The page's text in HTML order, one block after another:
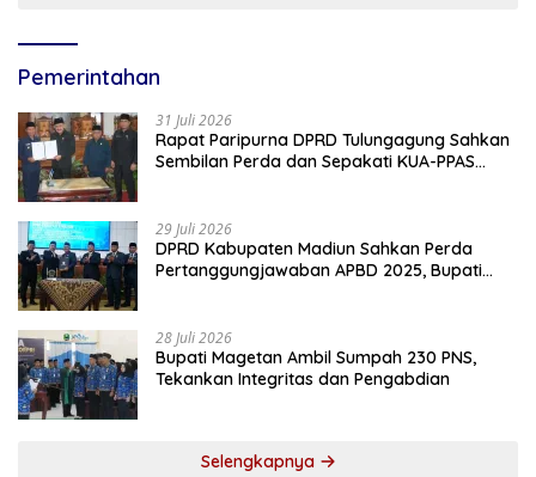
Pemerintahan
31 Juli 2026
Rapat Paripurna DPRD Tulungagung Sahkan
Sembilan Perda dan Sepakati KUA-PPAS
29 Juli 2026
DPRD Kabupaten Madiun Sahkan Perda
Pertanggungjawaban APBD 2025, Bupati
28 Juli 2026
Bupati Magetan Ambil Sumpah 230 PNS,
Tekankan Integritas dan Pengabdian
Selengkapnya